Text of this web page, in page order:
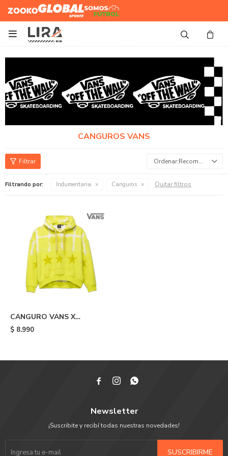
Zooko Global Sports
Somos
Futbol

CANGUROS VANS
Recomendados
Filtrando por: Indumentaria Canguros Quitar filtros
CANGURO VANS X
COLLINA STRADA - Yellow
$ 8.990
  
Newsletter
¡Suscribite y recibí todas nuestras novedades!
SUSCRIBIRME